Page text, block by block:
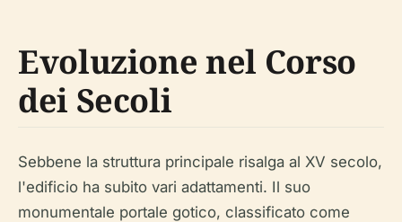
Evoluzione nel Corso
dei Secoli
Sebbene la struttura principale risalga al XV secolo,
l'edificio ha subito vari adattamenti. Il suo
monumentale portale gotico, classificato come